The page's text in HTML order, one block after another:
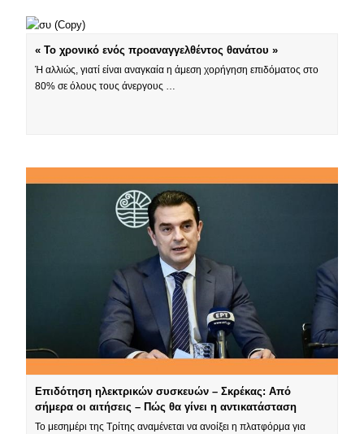
« Το χρονικό ενός προαναγγελθέντος θανάτου »
Ή αλλιώς, γιατί είναι αναγκαία η άμεση χορήγηση επιδόματος στο
80% σε όλους τους άνεργους …
Επιδότηση ηλεκτρικών συσκευών – Σκρέκας: Από
σήμερα οι αιτήσεις – Πώς θα γίνει η αντικατάσταση
Το μεσημέρι της Τρίτης αναμένεται να ανοίξει η πλατφόρμα για